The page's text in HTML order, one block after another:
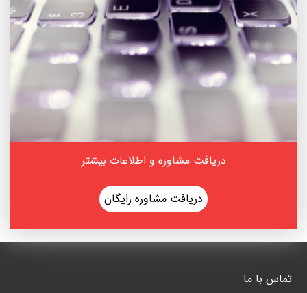
دریافت مشاوره و اطلاعات بیشتر
دریافت مشاوره رایگان
تماس با ما